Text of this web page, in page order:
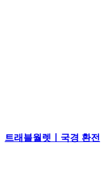
트래블월렛ㅣ국경 환전